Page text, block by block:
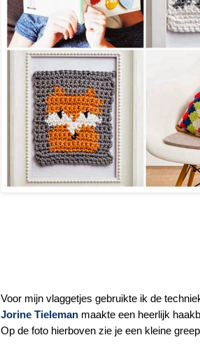
Voor mijn vlaggetjes gebruikte ik de
Jorine Tieleman maakte een heerlijk
Op de foto hierboven zie je een kleine